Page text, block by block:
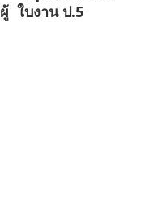
ใบงาน ป.5